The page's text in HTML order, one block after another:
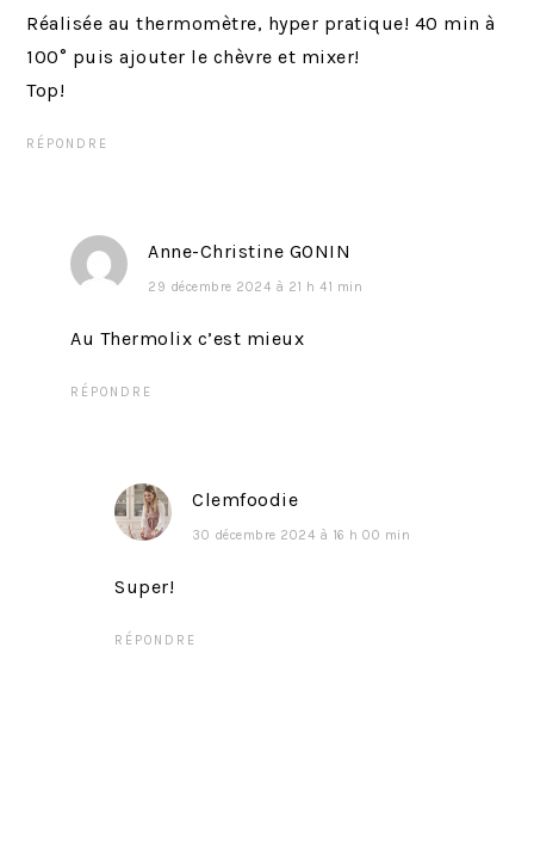
n
t
:
:
Réalisée au thermomètre, hyper pratique! 40 min à
100° puis ajouter le chèvre et mixer!
Top!
RÉPONDRE
Anne-Christine GONIN
29 décembre 2024 à 21 h 41 min
Au Thermolix c’est mieux
RÉPONDRE
Clemfoodie
30 décembre 2024 à 16 h 00 min
Super!
RÉPONDRE